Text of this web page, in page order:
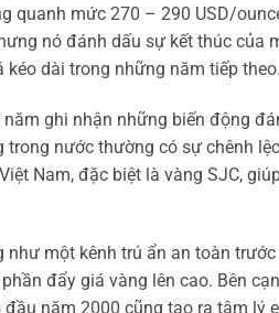
quanh mức 270 – 290 USD/
nó đánh dấu sự kết thúc của
dài trong những năm tiếp theo.
ghi nhận những biến động
trong nước thường có sự chênh
Nam, đặc biệt là vàng SJC,
một kênh trú ẩn an toàn
đẩy giá vàng lên cao. Bên
năm 2000 cũng tạo ra tâm lý